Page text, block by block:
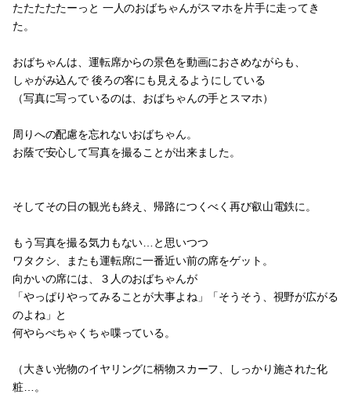
たたたたたーっと 一人のおばちゃんがスマホを片手に走ってき
た。
おばちゃんは、運転席からの景色を動画におさめながらも、
しゃがみ込んで 後ろの客にも見えるようにしている
（写真に写っているのは、おばちゃんの手とスマホ）
周りへの配慮を忘れないおばちゃん。
お蔭で安心して写真を撮ることが出来ました。
そしてその日の観光も終え、帰路につくべく再び叡山電鉄に。
もう写真を撮る気力もない…と思いつつ
ワタクシ、またも運転席に一番近い前の席をゲット。
向かいの席には、３人のおばちゃんが
「やっぱりやってみることが大事よね」「そうそう、視野が広がる
のよね」と
何やらぺちゃくちゃ喋っている。
（大きい光物のイヤリングに柄物スカーフ、しっかり施された化
粧…。